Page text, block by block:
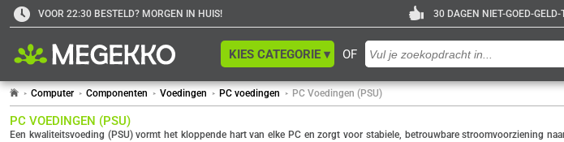
VOOR 22:30 BESTELD? MORGEN IN HUIS! 30 DAGEN NIET-GOED-
OF
KIES CATEGORIE ▾
Computer Componenten Voedingen PC voedingen PC Voedingen (PSU)
PC VOEDINGEN (PSU)
Een kwaliteitsvoeding (PSU) vormt het kloppende hart van elke PC en zorgt voor stabiele, betrouwbare stroomvoorziening